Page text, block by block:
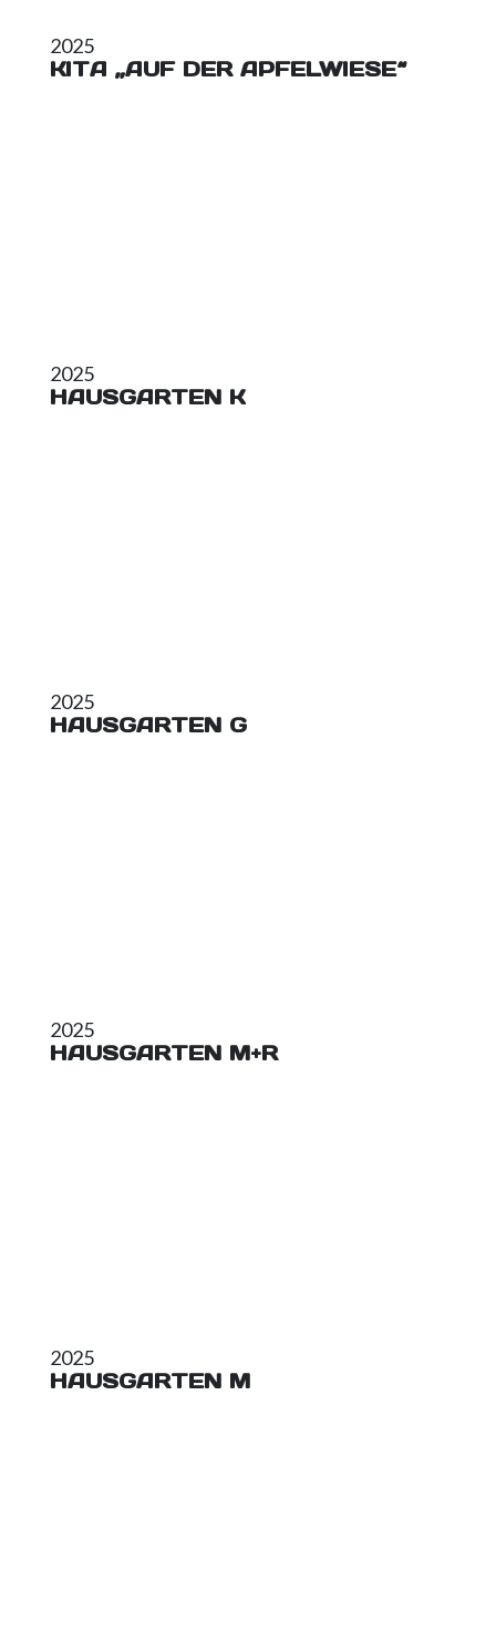
2025
KITA „AUF DER APFELWIESE“
2025
HAUSGARTEN K
2025
HAUSGARTEN G
2025
HAUSGARTEN M+R
2025
HAUSGARTEN M